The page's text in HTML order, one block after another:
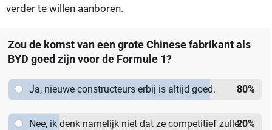
verder te willen aanboren.
Zou de komst van een grote Chinese fabrikant als
BYD goed zijn voor de Formule 1?
Ja, nieuwe constructeurs erbij is altijd goed. 80%
Nee, ik denk namelijk niet dat ze competitief zullen
20%